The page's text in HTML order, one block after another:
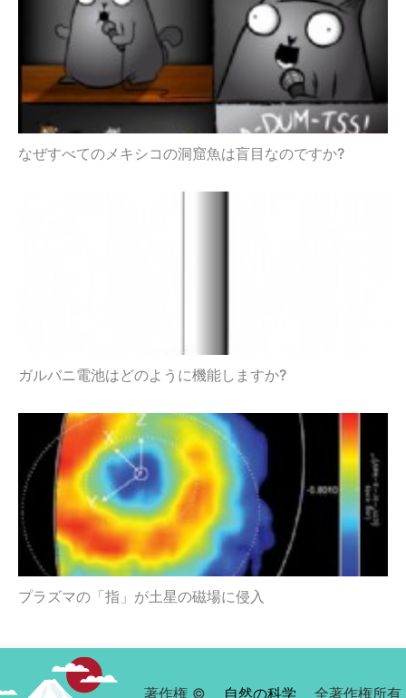
なぜすべてのメキシコの洞窟魚は盲目なのですか?
ガルバニ電池はどのように機能しますか?
プラズマの「指」が土星の磁場に侵入
著作権 © 自然の科学 全著作権所有